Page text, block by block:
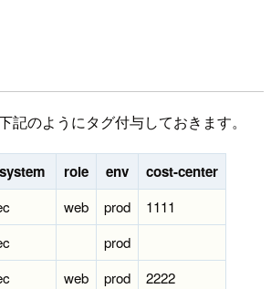
記のようにタグ付与しておきます。
system role env cost-center
web prod
1111
prod
web prod
2222